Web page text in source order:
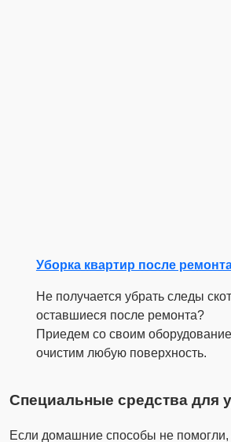
Уборка квартир после
Не получается убрать следы
оставшиеся после ремонта?
Приедем со своим
очистим любую поверхность.
Специальные средства для
Если домашние способы не помогли,